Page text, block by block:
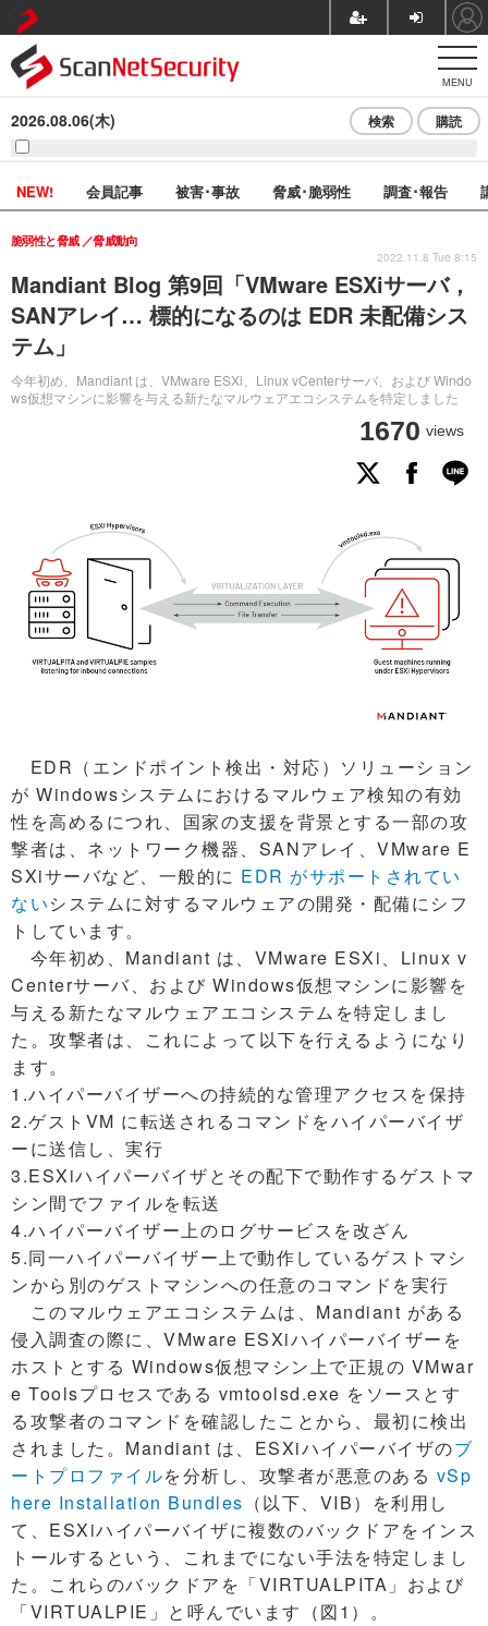
MENU
2026.08.06(木) 検索 購読
NEW! 会員記事 被害･事故 脅威･脆弱性 調査･報告
Mandiant Blog 第9回「VMware ESXiサーバ，
SANアレイ… 標的になるのは EDR 未配備シス
テム」
今年初め、Mandiant は、VMware ESXi、Linux vCenterサーバ、および Windo
ws仮想マシンに影響を与える新たなマルウェアエコシステムを特定しました
脆弱性と脅威 脅威動向
1670 views
2022.11.8 Tue 8:15
EDR（エンドポイント検出・対応）ソリューション
が Windowsシステムにおけるマルウェア検知の有効
性を高めるにつれ、国家の支援を背景とする一部の攻
撃者は、ネットワーク機器、SANアレイ、VMware E
SXiサーバなど、一般的に EDR がサポートされてい
ないシステムに対するマルウェアの開発・配備にシフ
トしています。
今年初め、Mandiant は、VMware ESXi、Linux v
Centerサーバ、および Windows仮想マシンに影響を
与える新たなマルウェアエコシステムを特定しまし
た。攻撃者は、これによって以下を行えるようになり
ます。
1.ハイパーバイザーへの持続的な管理アクセスを保持
2.ゲストVM に転送されるコマンドをハイパーバイザ
ーに送信し、実行
3.ESXiハイパーバイザとその配下で動作するゲストマ
シン間でファイルを転送
4.ハイパーバイザー上のログサービスを改ざん
5.同一ハイパーバイザー上で動作しているゲストマシ
ンから別のゲストマシンへの任意のコマンドを実行
このマルウェアエコシステムは、Mandiant がある
侵入調査の際に、VMware ESXiハイパーバイザーを
ホストとする Windows仮想マシン上で正規の VMwar
e Toolsプロセスである vmtoolsd.exe をソースとす
る攻撃者のコマンドを確認したことから、最初に検出
されました。Mandiant は、ESXiハイパーバイザのブ
ートプロファイルを分析し、攻撃者が悪意のある vSp
here Installation Bundles （以下、VIB）を利用し
て、ESXiハイパーバイザに複数のバックドアをインス
トールするという、これまでにない手法を特定しまし
た。これらのバックドアを「VIRTUALPITA」および
「VIRTUALPIE」と呼んでいます（図1）。